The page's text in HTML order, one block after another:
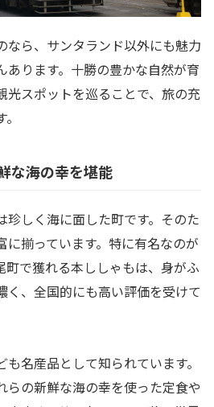
なら、サンタランド以外にも魅力
あります。十勝の豊かな自然が育
光スポットを巡ることで、旅の充
な海の幸を堪能
珍しく海に面した町です。そのた
に揃っています。特に有名なのが
町で獲れる本ししゃもは、身がふ
く、全国的にも高い評価を受けて
名産品として知られています。
らの新鮮な海の幸を使った定食や